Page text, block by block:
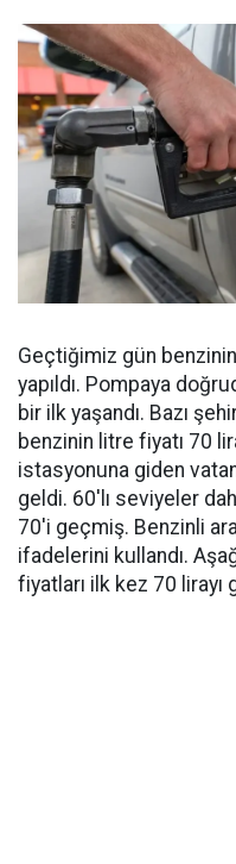
Geçtiğimiz gün
yapıldı. Pompaya
bir ilk yaşandı. Bazı
benzinin litre fiyatı 70
istasyonuna giden
geldi. 60'lı seviyeler
70'i geçmiş. Benzinli
ifadelerini kullandı.
fiyatları ilk kez 70 lirayı